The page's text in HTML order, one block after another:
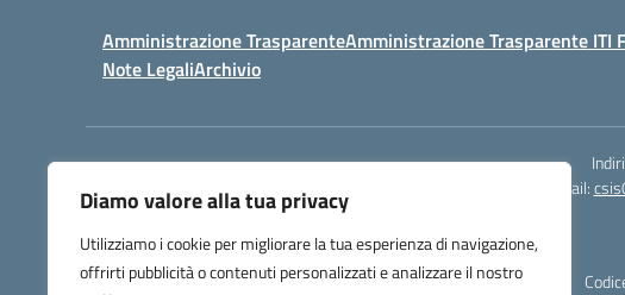
Diamo valore alla tua privacy
Utilizziamo i cookie per migliorare la tua esperienza di navigazione,
offrirti pubblicità o contenuti personalizzati e analizzare il nostro
Amministrazione TrasparenteAmministrazione Trasparente ITI
Note LegaliArchivio
Email: